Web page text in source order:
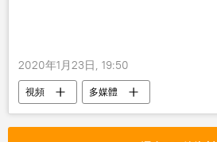
2020年1月23日, 19:50
視頻 多媒體